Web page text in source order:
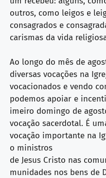
outros, como leigos e
consagrados e
carismas da vida
Ao longo do mês de
diversas vocações na
vocacionados e vendo
podemos apoiar e
imeiro domingo de
vocação sacerdotal. É
vocação importante na
o ministros
de Jesus Cristo nas
munidades nos bens de